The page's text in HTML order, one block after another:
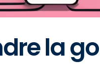
la